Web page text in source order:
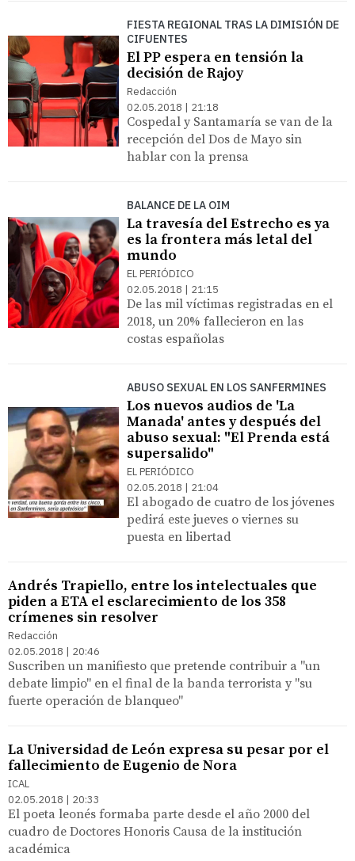
FIESTA REGIONAL TRAS LA DIMISIÓN DE
CIFUENTES
El PP espera en tensión la
decisión de Rajoy
Redacción
02.05.2018 | 21:18
Cospedal y Santamaría se van de la
recepción del Dos de Mayo sin
hablar con la prensa
BALANCE DE LA OIM
La travesía del Estrecho es ya
es la frontera más letal del
mundo
EL PERIÓDICO
02.05.2018 | 21:15
De las mil víctimas registradas en el
2018, un 20% fallecieron en las
costas españolas
ABUSO SEXUAL EN LOS SANFERMINES
Los nuevos audios de 'La
Manada' antes y después del
abuso sexual: "El Prenda está
supersalido"
EL PERIÓDICO
02.05.2018 | 21:04
El abogado de cuatro de los jóvenes
pedirá este jueves o viernes su
puesta en libertad
Andrés Trapiello, entre los intelectuales que
piden a ETA el esclarecimiento de los 358
crímenes sin resolver
Redacción
02.05.2018 | 20:46
Suscriben un manifiesto que pretende contribuir a "un
debate limpio" en el final de la banda terrorista y "su
fuerte operación de blanqueo"
La Universidad de León expresa su pesar por el
fallecimiento de Eugenio de Nora
ICAL
02.05.2018 | 20:33
El poeta leonés formaba parte desde el año 2000 del
cuadro de Doctores Honoris Causa de la institución
académica